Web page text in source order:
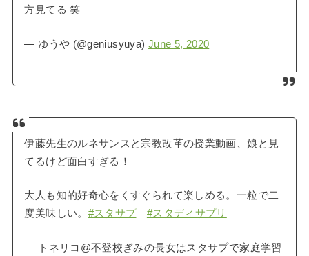
方見てる 笑
— ゆうや (@geniusyuya) June 5, 2020
伊藤先生のルネサンスと宗教改革の授業動画、娘と見
てるけど面白すぎる！
大人も知的好奇心をくすぐられて楽しめる。一粒で二
度美味しい。 #スタサプ #スタディサプリ
— トネリコ@不登校ぎみの長女はスタサプで家庭学習